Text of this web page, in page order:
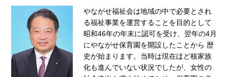
やながせ福祉会は地域の中で必要とされ
る福祉事業を運営することを目的として
昭和46年の年末に認可を受け、翌年の4月
にやながせ保育園を開設したことから 歴
史が始まります。当時は現在ほど核家族
化も進んでいない状況でしたが、女性の